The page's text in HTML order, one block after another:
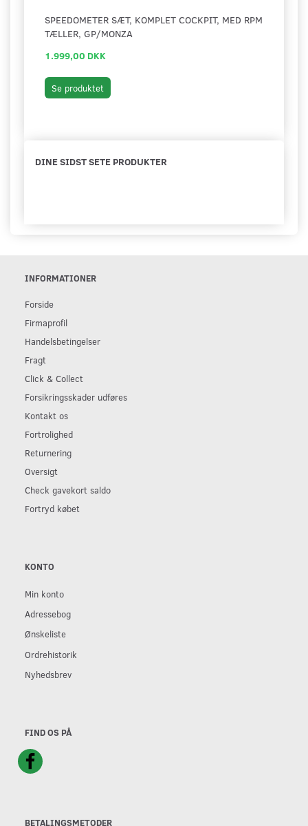
SPEEDOMETER SÆT, KOMPLET COCKPIT, MED RPM
TÆLLER, GP/MONZA
1.999,00 DKK
Se produktet
DINE SIDST SETE PRODUKTER
INFORMATIONER
Forside
Firmaprofil
Handelsbetingelser
Fragt
Click & Collect
Forsikringsskader udføres
Kontakt os
Fortrolighed
Returnering
Oversigt
Check gavekort saldo
Fortryd købet
KONTO
Min konto
Adressebog
Ønskeliste
Ordrehistorik
Nyhedsbrev
FIND OS PÅ
BETALINGSMETODER